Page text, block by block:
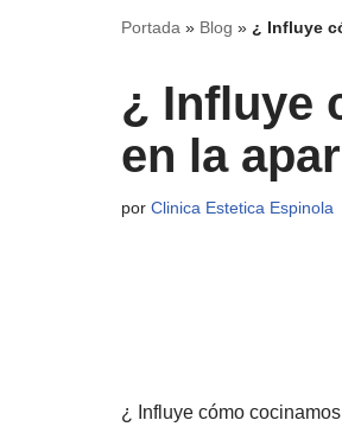
Portada » Blog » ¿ Influye
¿ Influye
en la
por Clinica Estetica Espinola
¿ Influye cómo